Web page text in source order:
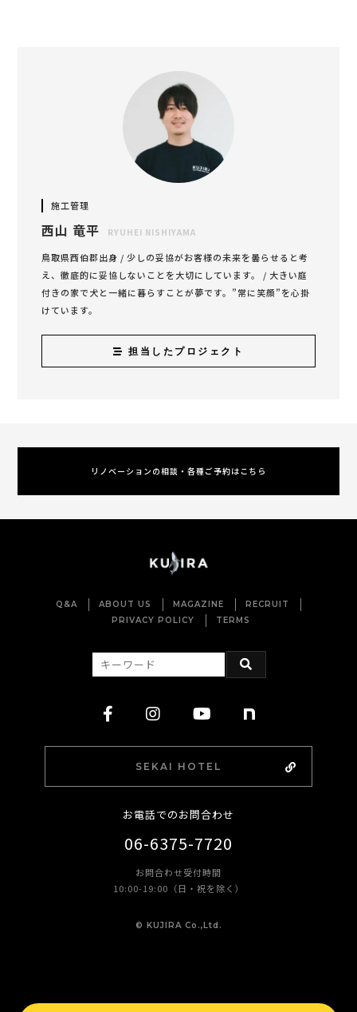
施工管理
西山 竜平 RYUHEI NISHIYAMA
鳥取県西伯郡出身 / 少しの妥協がお客様の未来を曇らせると考
え、徹底的に妥協しないことを大切にしています。 / 大きい庭
付きの家で犬と一緒に暮らすことが夢です。”常に笑顔”を心掛
けています。
担当したプロジェクト
リノベーションの相談・各種ご予約はこちら
Q&A ABOUT US MAGAZINE
RECRUIT
PRIVACY POLICY
TERMS
SEKAI HOTEL
お電話でのお問合わせ
06-6375-7720
お問合わせ受付時間
10:00-19:00（日・祝を除く）
©︎ KUJIRA Co.,Ltd.